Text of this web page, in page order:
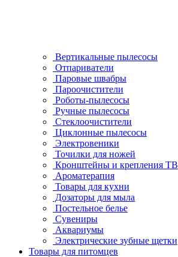
Вертикальные пылесосы
Отпариватели
Паровые швабры
Пароочистители
Роботы-пылесосы
Ручные пылесосы
Стеклоочистители
Циклонные пылесосы
Электровеники
Точилки для ножей
Кронштейны и крепления ТВ
Ароматерапия
Товары для кухни
Дозаторы для мыла
Постельное белье
Сувениры
Аквариумы
Электрические зубные щетки
Товары для питомцев